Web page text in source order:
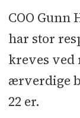
Andren
dører:
Tømrer:
l
COO Gunn
har stor
kreves ved
ærverdige
22 er.